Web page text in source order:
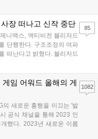
뉴스룸을 통해 신임 사장 요
터 사...
장 떠나고 신작 중단
니맥스, 액티비전 블리자드
단행한다. 구조조정의 여파
떠난다고 밝혔다. 블리자드
자 중 유일하게 남았던 앨
업...
85
임 어워드 올해의 게
의 새로운 흥행을 이끄는 '발
공식 채널을 통해 2023 인
했다. 2023년 새로운 이름
린 인벤 게임 어워드는 이
1082